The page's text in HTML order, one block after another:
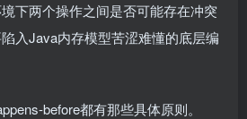
下两个操作之间是否可能存在冲突
入Java内存模型苦涩难懂的底层编
before都有那些具体原则。